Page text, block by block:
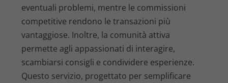
eventuali problemi, mentre le commissioni
competitive rendono le transazioni più
vantaggiose. Inoltre, la comunità attiva
permette agli appassionati di interagire,
scambiarsi consigli e condividere esperienze.
Questo servizio, progettato per semplificare